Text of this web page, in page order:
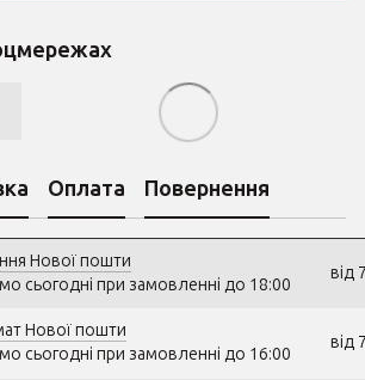
Оплата Повернення
Нової пошти
сьогодні при замовленні до 18:00
від
Нової пошти
сьогодні при замовленні до 16:00
від